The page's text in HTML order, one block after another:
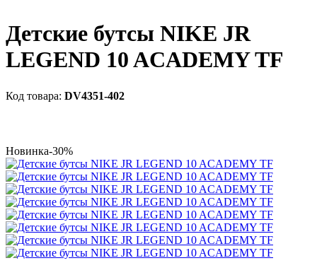
Детские бутсы NIKE JR
LEGEND 10 ACADEMY TF
DV4351-402
Новинка-30%